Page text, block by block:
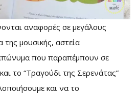
αναφορές σε μεγάλους
της μουσικής, αστεία
που παραπέμπουν σε
το “Τραγούδι της Σερενάτας”
και να το